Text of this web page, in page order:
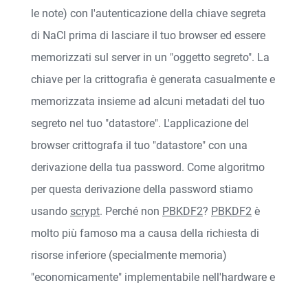
le note) con l'autenticazione della chiave segreta
di NaCl prima di lasciare il tuo browser ed essere
memorizzati sul server in un "oggetto segreto". La
chiave per la crittografia è generata casualmente e
memorizzata insieme ad alcuni metadati del tuo
segreto nel tuo "datastore". L'applicazione del
browser crittografa il tuo "datastore" con una
derivazione della tua password. Come algoritmo
per questa derivazione della password stiamo
usando scrypt. Perché non PBKDF2? PBKDF2 è
molto più famoso ma a causa della richiesta di
risorse inferiore (specialmente memoria)
"economicamente" implementabile nell'hardware e